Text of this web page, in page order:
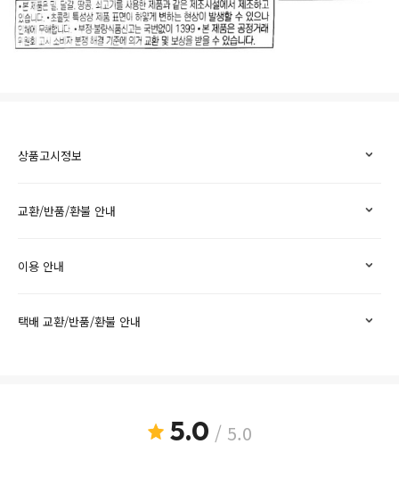
상품고시정보
교환/반품/환불 안내
이용 안내
택배 교환/반품/환불 안내
5.0 / 5.0